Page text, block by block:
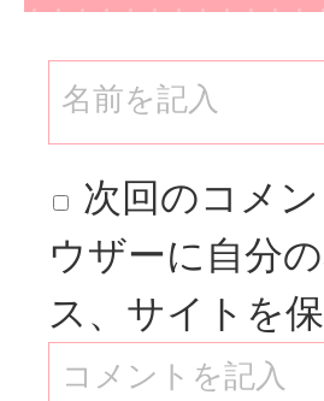
次回のコメ
ウザーに自分
ス、サイトを保